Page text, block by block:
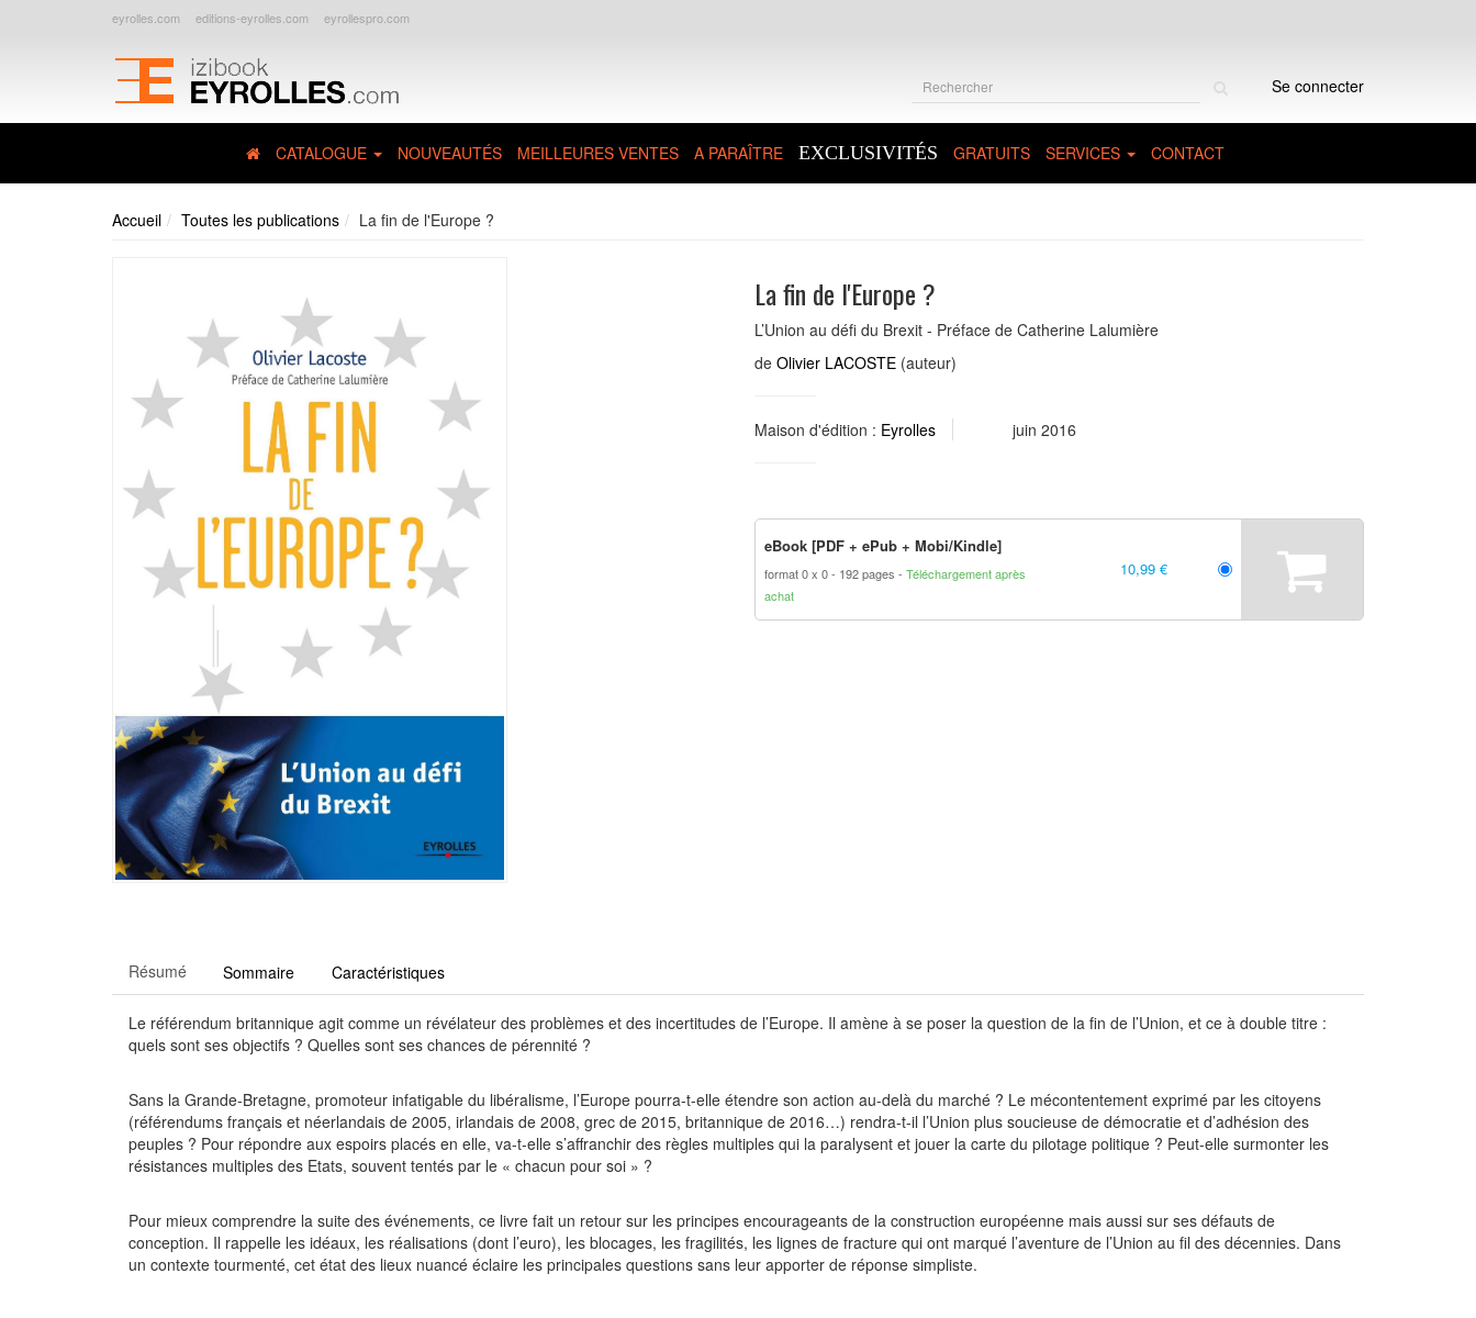
eyrolles.com editions-eyrolles.com eyrollespro.com
Se connecter
CATALOGUE NOUVEAUTÉS MEILLEURES VENTES A PARAÎTRE EXCLUSIVITÉS GRATUITS SERVICES CONTACT
Accueil Toutes les publications La fin de l'Europe ?
La fin de l'Europe ?
L’Union au défi du Brexit - Préface de Catherine Lalumière
de Olivier LACOSTE (auteur)
Maison d'édition : Eyrolles juin 2016
eBook [PDF + ePub + Mobi/Kindle]
format 0 x 0 192 pages
Téléchargement après
achat
10,99 €
Résumé Sommaire Caractéristiques
Le référendum britannique agit comme un révélateur des problèmes et des incertitudes de l’Europe. Il amène à se poser la question de la fin de l’Union, et ce à double titre :
quels sont ses objectifs ? Quelles sont ses chances de pérennité ?
Sans la Grande-Bretagne, promoteur infatigable du libéralisme, l’Europe pourra-t-elle étendre son action au-delà du marché ? Le mécontentement exprimé par les citoyens
(référendums français et néerlandais de 2005, irlandais de 2008, grec de 2015, britannique de 2016…) rendra-t-il l’Union plus soucieuse de démocratie et d’adhésion des
peuples ? Pour répondre aux espoirs placés en elle, va-t-elle s’affranchir des règles multiples qui la paralysent et jouer la carte du pilotage politique ? Peut-elle surmonter les
résistances multiples des Etats, souvent tentés par le « chacun pour soi » ?
Pour mieux comprendre la suite des événements, ce livre fait un retour sur les principes encourageants de la construction européenne mais aussi sur ses défauts de
conception. Il rappelle les idéaux, les réalisations (dont l’euro), les blocages, les fragilités, les lignes de fracture qui ont marqué l’aventure de l’Union au fil des décennies. Dans
un contexte tourmenté, cet état des lieux nuancé éclaire les principales questions sans leur apporter de réponse simpliste.